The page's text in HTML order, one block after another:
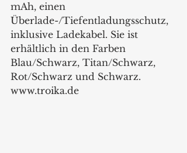
mAh, einen
Überlade-/Tiefentladungsschutz,
inklusive Ladekabel. Sie ist
erhältlich in den Farben
Blau/Schwarz, Titan/Schwarz,
Rot/Schwarz und Schwarz.
www.troika.de